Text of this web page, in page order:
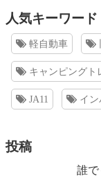
人気キーワード
軽自動車
キャンピングト
JA11 イン
投稿
誰で